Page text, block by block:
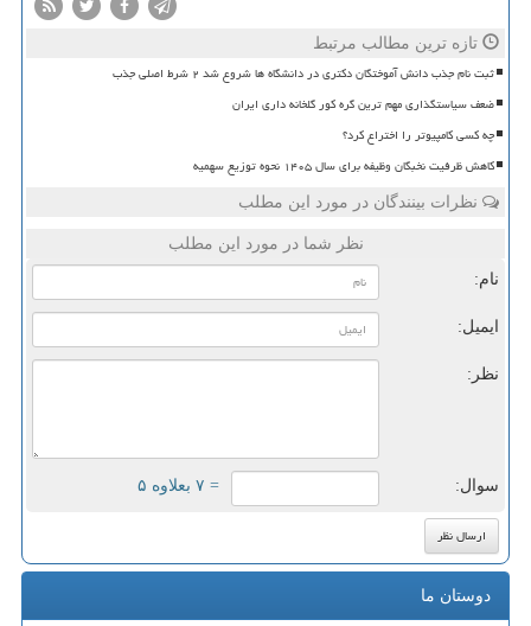
تازه ترین مطالب مرتبط
ثبت نام جذب دانش آموختگان دکتری در دانشگاه ها شروع شد ۲ شرط اصلی جذب
ضعف سیاستگذاری مهم ترین گره کور گلخانه داری ایران
چه کسی کامپیوتر را اختراع کرد؟
کاهش ظرفیت نخبگان وظیفه برای سال ۱۴۰۵ نحوه توزیع سهمیه
نظرات بینندگان در مورد این مطلب
نظر شما در مورد این مطلب
نام:
ایمیل:
نظر:
سوال: = ۷ بعلاوه ۵
دوستان ما